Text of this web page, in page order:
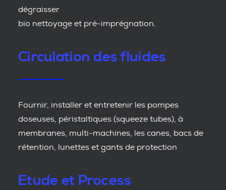
dégraisser
bio nettoyage et pré-imprégnation.
Circulation des fluides
Fournir, installer et entretenir les pompes
doseuses, péristaltiques (squeeze tubes), à
membranes, multi-machines, les canes, bacs de
rétention, lunettes et gants de protection
Etude et Process